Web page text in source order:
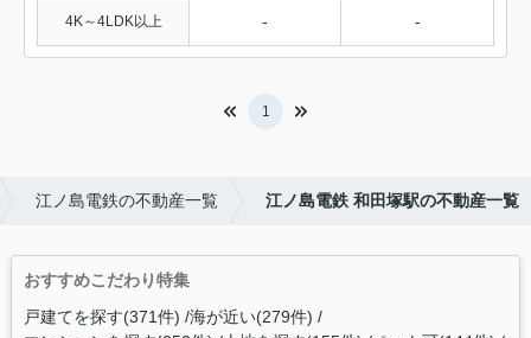
4K～4LDK以上 - -
1
江ノ島電鉄の不動産一覧 江ノ島電鉄 和田塚駅の不動産一覧
おすすめこだわり特集
戸建てを探す(371件) 海が近い(279件)